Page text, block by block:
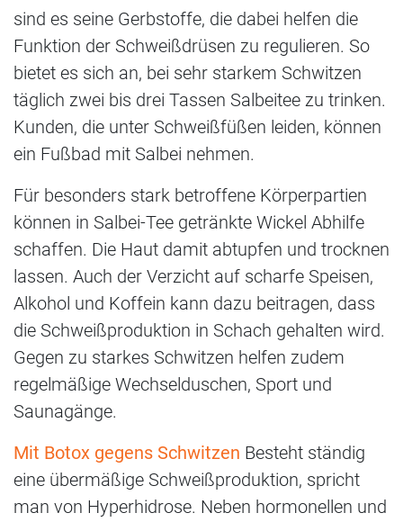
sind es seine Gerbstoffe, die dabei helfen die
Funktion der Schweißdrüsen zu regulieren. So
bietet es sich an, bei sehr starkem Schwitzen
täglich zwei bis drei Tassen Salbeitee zu trinken.
Kunden, die unter Schweißfüßen leiden, können
ein Fußbad mit Salbei nehmen.
Für besonders stark betroffene Körperpartien
können in Salbei-Tee getränkte Wickel Abhilfe
schaffen. Die Haut damit abtupfen und trocknen
lassen. Auch der Verzicht auf scharfe Speisen,
Alkohol und Koffein kann dazu beitragen, dass
die Schweißproduktion in Schach gehalten wird.
Gegen zu starkes Schwitzen helfen zudem
regelmäßige Wechselduschen, Sport und
Saunagänge.
Mit Botox gegens Schwitzen Besteht ständig
eine übermäßige Schweißproduktion, spricht
man von Hyperhidrose. Neben hormonellen und